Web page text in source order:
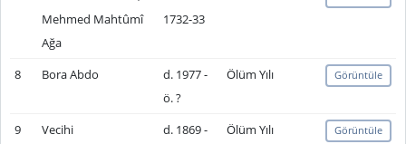
Mehmed Mahtûmî
Ağa
1732-33
8 Bora Abdo
d. 1977 -
ö. ?
Ölüm Yılı Görüntüle
9 Vecihi
d. 1869 -
Ölüm Yılı Görüntüle